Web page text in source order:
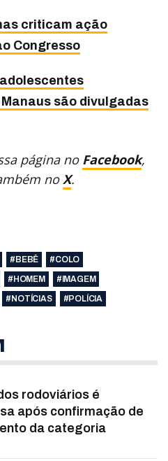
criticam ação
Congresso
são divulgadas
página no Facebook,
noX.
#BEBÊ
#COLO
#HOMEM
#IMAGEM
#NOTÍCIAS #POLÍCIA
rodoviários é
após confirmação de
da categoria